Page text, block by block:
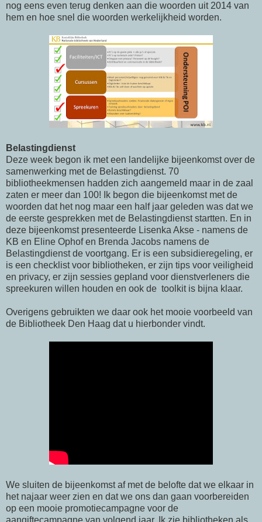
nog eens even terug denken aan die woorden uit 2014 van
hem en hoe snel die woorden werkelijkheid worden.
Belastingdienst
Deze week begon ik met een landelijke bijeenkomst over de
samenwerking met de Belastingdienst. 70
bibliotheekmensen hadden zich aangemeld maar in de zaal
zaten er meer dan 100! Ik begon die bijeenkomst met de
woorden dat het nog maar een half jaar geleden was dat we
de eerste gesprekken met de Belastingdienst startten. En in
deze bijeenkomst presenteerde Lisenka Akse - namens de
KB en Eline Ophof en Brenda Jacobs namens de
Belastingdienst de voortgang. Er is een subsidieregeling, er
is een checklist voor bibliotheken, er zijn tips voor veiligheid
en privacy, er zijn sessies gepland voor dienstverleners die
spreekuren willen houden en ook de toolkit is bijna klaar.
Overigens gebruikten we daar ook het mooie voorbeeld van
de Bibliotheek Den Haag dat u hierbonder vindt.
We sluiten de bijeenkomst af met de belofte dat we elkaar in
het najaar weer zien en dat we ons dan gaan voorbereiden
op een mooie promotiecampagne voor de